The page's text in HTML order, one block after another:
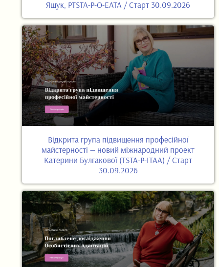
Ящук, PTSTA-P-O-EATA / Старт 30.09.2026
Відкрита група підвищення професійної
майстерності — новий міжнародний проект
Катерини Булгакової (TSTA-P-ITAA) / Старт
30.09.2026